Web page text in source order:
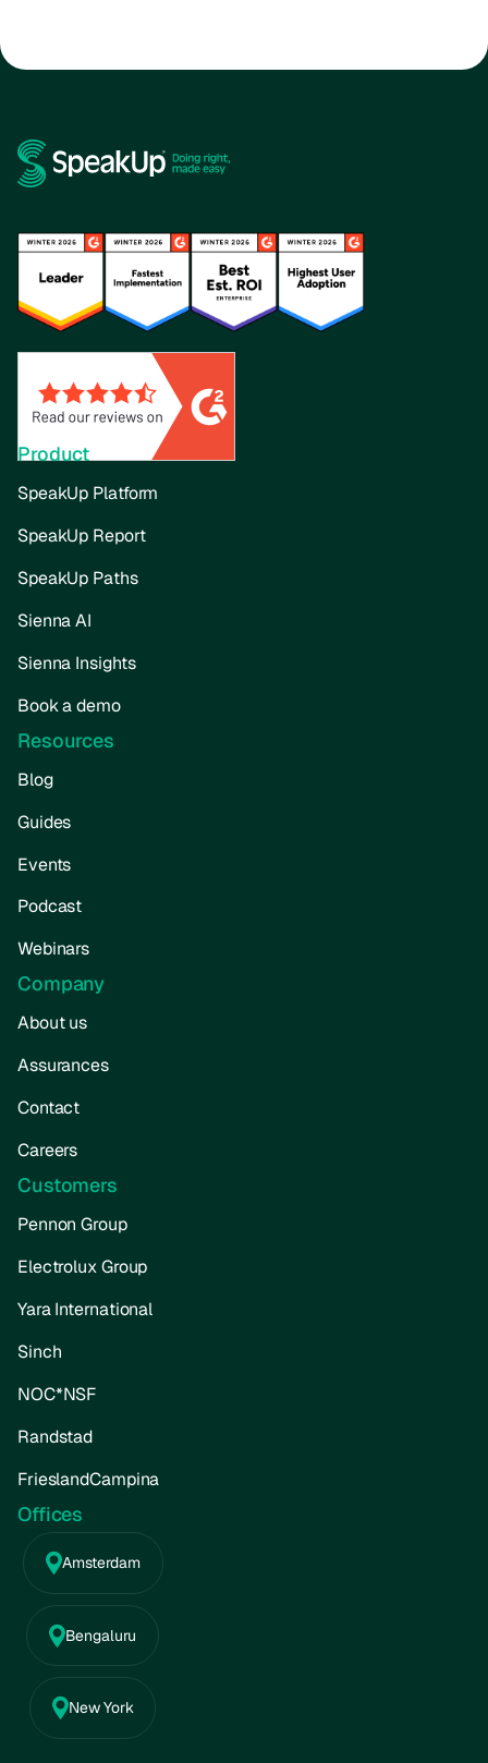
Product
SpeakUp Platform
SpeakUp Report
SpeakUp Paths
Sienna AI
Sienna Insights
Book a demo
Resources
Blog
Guides
Events
Podcast
Webinars
Company
About us
Assurances
Contact
Careers
Customers
Pennon Group
Electrolux Group
Yara International
Sinch
NOC*NSF
Randstad
FrieslandCampina
Offices
Amsterdam
Bengaluru
New York